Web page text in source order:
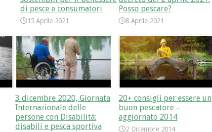
di pesce e consumatori
15 Aprile 2021
Posso pescare?
8 Aprile 2021
3 dicembre 2020, Giornata
Internazionale delle
persone con Disabilità:
disabili e pesca sportiva
20+ consigli per essere un
buon pescatore –
aggiornato 2014
2 Dicembre 2014